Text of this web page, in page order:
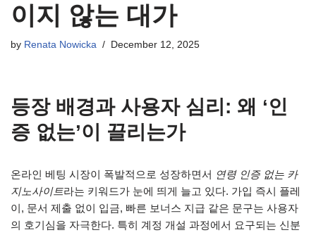
이지 않는 대가
by Renata Nowicka December 12, 2025
등장 배경과 사용자 심리: 왜 ‘인
증 없는’이 끌리는가
온라인 베팅 시장이 폭발적으로 성장하면서 연령 인증 없는 카
지노사이트라는 키워드가 눈에 띄게 늘고 있다. 가입 즉시 플레
이, 문서 제출 없이 입금, 빠른 보너스 지급 같은 문구는 사용자
의 호기심을 자극한다. 특히 계정 개설 과정에서 요구되는 신분